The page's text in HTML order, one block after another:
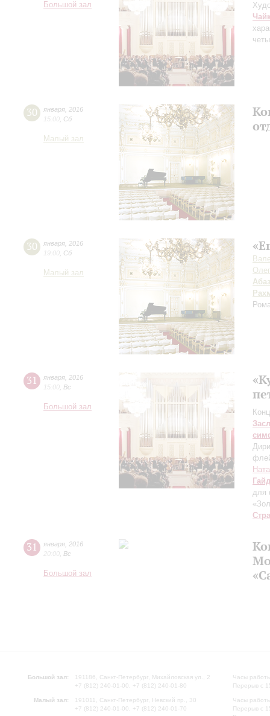
Большой зал
30 января 2016
15:00 Сб
Малый зал
30 января 2016
19:00 Сб
Малый зал
31 января 2016
15:00 Вс
Большой зал
для
31 января 2016
20:00 Вс
Большой зал
Большой зал:
191186, Санкт-Петербург, Михайловская ул., 2
+7 (812) 240-01-00, +7 (812) 240-01-80
Малый зал:
191011, Санкт-Петербург, Невский пр., 30
+7 (812) 240-01-00, +7 (812) 240-01-70
Часы
Перерыв с
Часы
Перерыв с